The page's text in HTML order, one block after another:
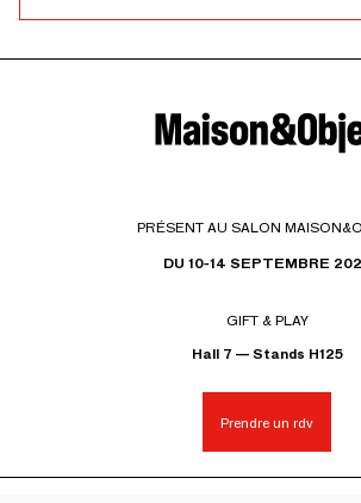
PRÉSENT AU SALON
DU 10-14 SEPTEMBRE
GIFT & PLAY
Hall 7 — Stands H125
Prendre un rdv